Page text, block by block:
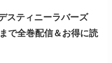
デスティニーラバーズ
で全巻配信＆お得に読